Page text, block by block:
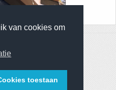
van cookies om
toestaan
• All Rights Reserved
-Contact